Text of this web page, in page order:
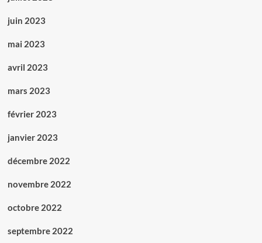
juin 2023
mai 2023
avril 2023
mars 2023
février 2023
janvier 2023
décembre 2022
novembre 2022
octobre 2022
septembre 2022